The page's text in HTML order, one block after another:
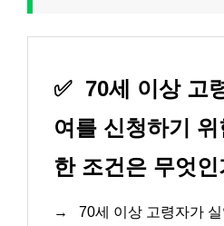
✅ 70세 이상 고
여를 신청하기
한 조건은 무엇
→
70세 이상 고령자가